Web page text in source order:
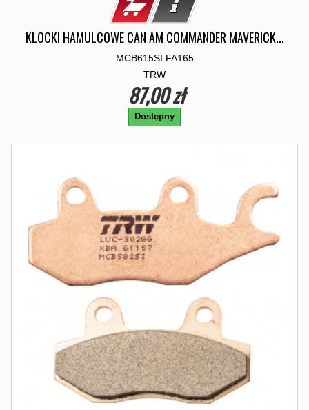
KLOCKI HAMULCOWE CAN AM COMMANDER MAVERICK...
MCB615SI FA165
TRW
87,00 zł
Dostępny